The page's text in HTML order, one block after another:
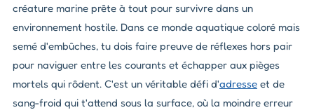
créature marine prête à tout pour survivre dans un
environnement hostile. Dans ce monde aquatique coloré mais
semé d'embûches, tu dois faire preuve de réflexes hors pair
pour naviguer entre les courants et échapper aux pièges
mortels qui rôdent. C'est un véritable défi d'adresse et de
sang-froid qui t'attend sous la surface, où la moindre erreur